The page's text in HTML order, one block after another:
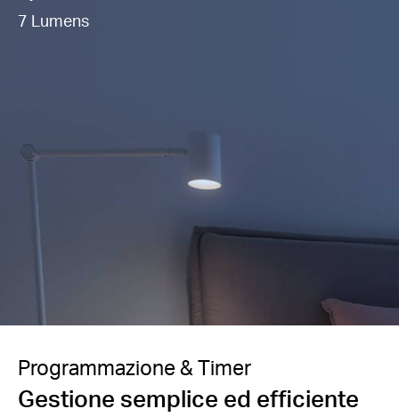
7 Lumens
Programmazione & Timer
Gestione semplice ed efficiente